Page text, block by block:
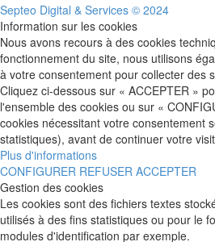
Septeo Digital & Services © 2024
Information sur les cookies
Nous avons recours à des cookies
fonctionnement du site, nous utilisons
à votre consentement pour collecter des
Cliquez ci-dessous sur « ACCEPTER »
l'ensemble des cookies ou sur «
cookies nécessitant votre consentement
statistiques), avant de continuer votre
Plus d'informations
CONFIGURER REFUSER ACCEPTER
Gestion des cookies
Les cookies sont des fichiers textes
utilisés à des fins statistiques ou pour le
modules d'identification par exemple.